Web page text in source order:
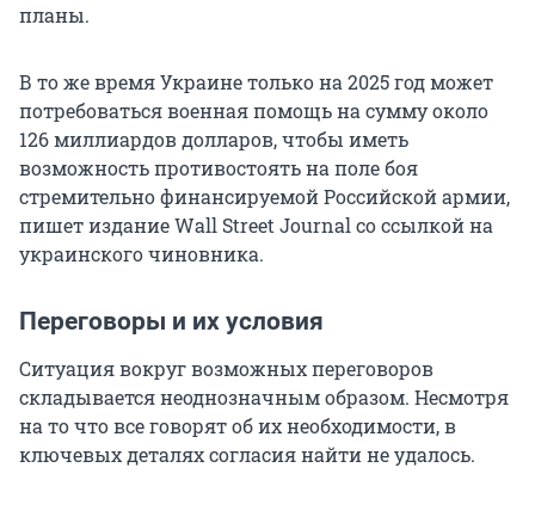
планы.
В то же время Украине только на 2025 год может
потребоваться военная помощь на сумму около
126 миллиардов долларов, чтобы иметь
возможность противостоять на поле боя
стремительно финансируемой Российской армии,
пишет издание Wall Street Journal со ссылкой на
украинского чиновника.
Переговоры и их условия
Ситуация вокруг возможных переговоров
складывается неоднозначным образом. Несмотря
на то что все говорят об их необходимости, в
ключевых деталях согласия найти не удалось.